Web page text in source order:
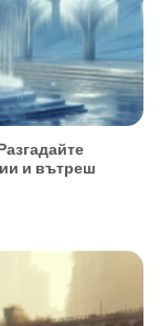
и вътреш